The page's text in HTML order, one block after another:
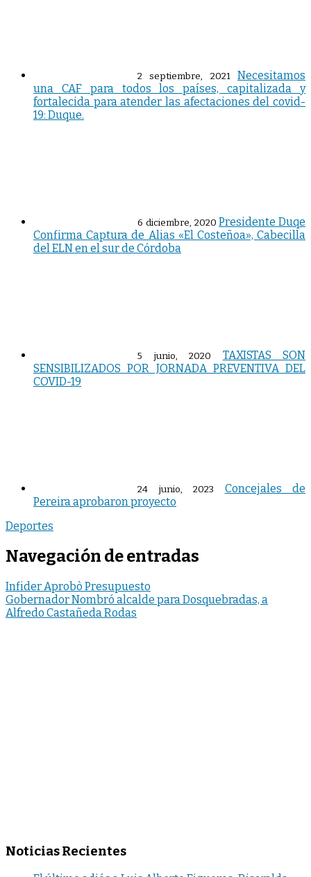
2 septiembre, 2021
Necesitamos
una CAF para todos los países, capitalizada y
fortalecida para atender las afectaciones del covid-
19: Duque.
6 diciembre, 2020 Presidente Duqe
Confirma Captura de Alias «El Costeñoa», Cabecilla
del ELN en el sur de Córdoba
5 junio, 2020
TAXISTAS SON
SENSIBILIZADOS POR JORNADA PREVENTIVA DEL
COVID-19
24 junio, 2023
Concejales de
Pereira aprobaron proyecto
Deportes
Navegación de entradas
Infider Aprobò Presupuesto
Gobernador Nombró alcalde para Dosquebradas, a
Alfredo Castañeda Rodas
Noticias Recientes